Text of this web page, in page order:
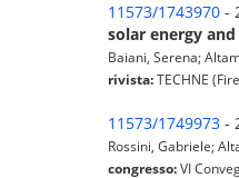
11573/1743970 -
solar energy
Baiani, Serena;
rivista:TECHNE
11573/1749973 -
Rossini, Gabriele;
congresso:VI